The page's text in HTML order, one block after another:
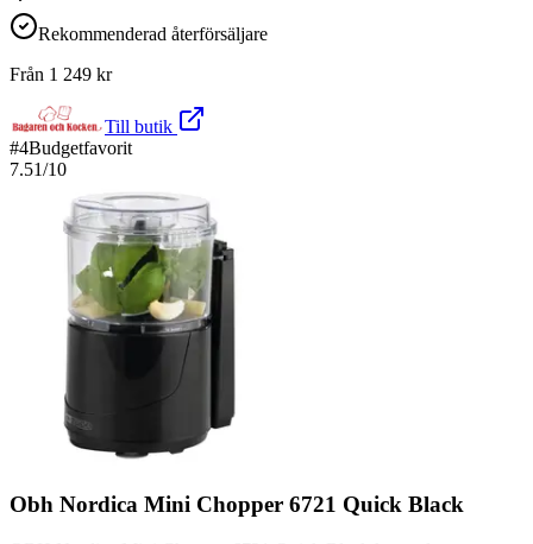
Rekommenderad återförsäljare
Från 1 249 kr
Till butik
#4Budgetfavorit
7.51/10
Obh Nordica Mini Chopper 6721 Quick Black